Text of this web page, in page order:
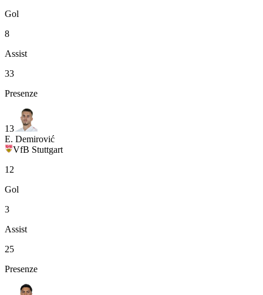
Gol
8
Assist
33
Presenze
13
E. Demirović
VfB Stuttgart
12
Gol
3
Assist
25
Presenze